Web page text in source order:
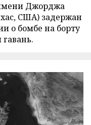
Джорджа
США) задержан
о бомбе на борту